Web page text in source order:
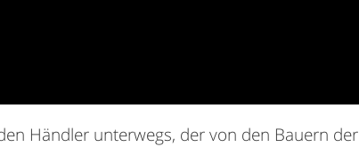
Händler unterwegs, der von den Bauern der